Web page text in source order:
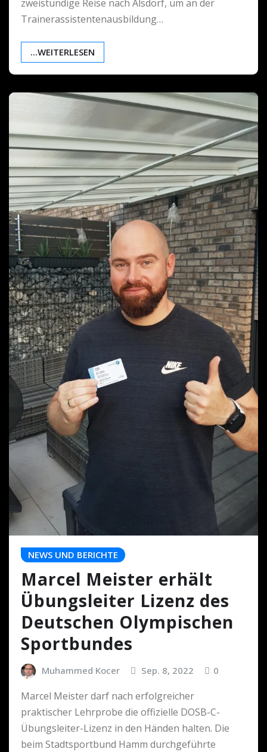
zweistündige Reise nach Alsdorf, um an der
Trainerassistentenausbildung…
...WEITERLESEN
NEWS UND BERICHTE
Marcel Meister erhält
Übungsleiter Lizenz des
Deutschen Olympischen
Sportbundes
Muhammed Kocer Sep. 8, 2022 0
Marcel Meister darf nach erfolgreicher
praktischer Lehrprobe die offizielle DOSB-C-
Übungsleiter-Lizenz in den Händen halten. Die
beim Stadtsportbund Hamm durchgeführte